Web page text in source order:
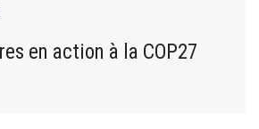
en action à la COP27